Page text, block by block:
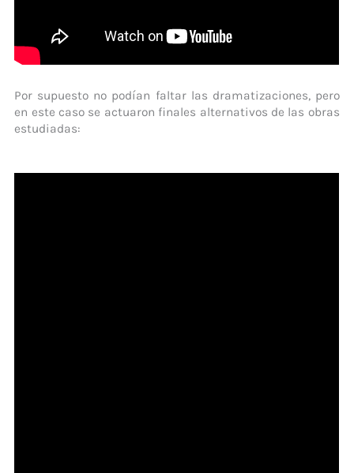
Por supuesto no podían faltar las dramatizaciones, pero
en este caso se actuaron finales alternativos de las obras
estudiadas: